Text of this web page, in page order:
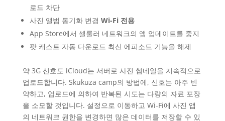
로드 차단
사진 앨범 동기화 변경 Wi-Fi 전용
App Store에서 셀룰러 네트워크의 앱 업데이트를 중지
팟 캐스트 자동 다운로드 최신 에피소드 기능을 해제
약 3G 신호도 iCloud는 서버로 사진 썸네일을 지속적으로
업로드합니다. Skukuza camp의 방법에, 신호는 아주 빈
약하고, 업로드에 의하여 반복된 시도는 다량의 자료 포장
을 소모할 것입니다. 설정으로 이동하고 Wi-Fi에 사진 앱
의 네트워크 권한을 변경하면 많은 데이터를 저장할 수 있